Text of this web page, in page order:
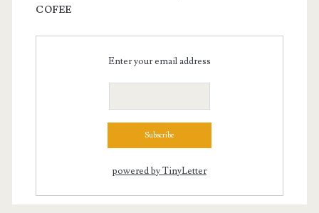
COFEE
Enter your email address
powered by TinyLetter